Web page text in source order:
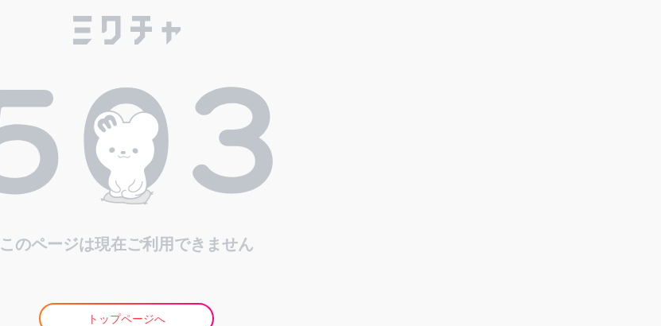
このページは現在ご利用できません